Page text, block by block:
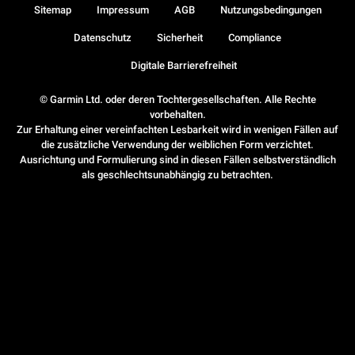
© Garmin Ltd. oder deren Tochtergesellschaften. Alle Rechte
vorbehalten.
Zur Erhaltung einer vereinfachten Lesbarkeit wird in wenigen Fällen auf
die zusätzliche Verwendung der weiblichen Form verzichtet.
Ausrichtung und Formulierung sind in diesen Fällen selbstverständlich
als geschlechtsunabhängig zu betrachten.
Sitemap Impressum AGB Nutzungsbedingungen
Datenschutz Sicherheit Compliance
Digitale Barrierefreiheit